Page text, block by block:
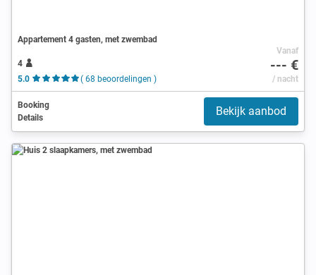
Appartement 4 gasten, met zwembad
4
5.0
( 68 beoordelingen )
Vanaf
--- €
/ nacht
Booking
Details
Bekijk aanbod